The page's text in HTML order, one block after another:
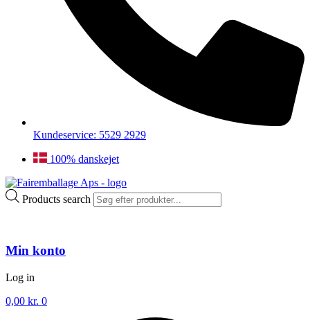
Kundeservice: 5529 2929
100% danskejet
Products search
Min konto
Log in
0,00 kr. 0